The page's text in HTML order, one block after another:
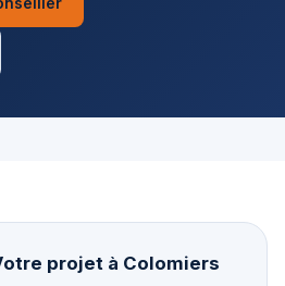
projet à Colomiers